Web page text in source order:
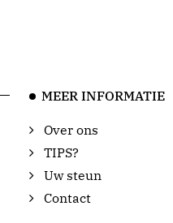
MEER INFORMATIE
Over ons
TIPS?
Uw steun
Contact